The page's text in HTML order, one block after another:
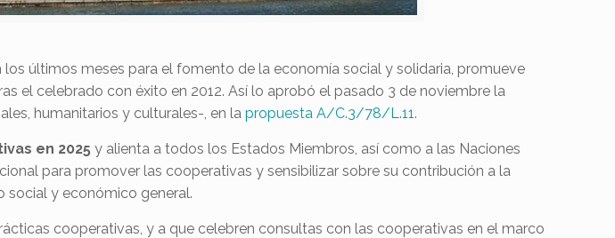
últimos meses para el fomento de la economía social y solidaria, promueve
el celebrado con éxito en 2012. Así lo aprobó el pasado 3 de noviembre la
humanitarios y culturales-, en lapropuesta A/C.3/78/L.11.
en 2025 y alienta a todos los Estados Miembros, así como a las Naciones
para promover las cooperativas y sensibilizar sobre su contribución a la
social y económico general.
cooperativas, y a que celebren consultas con las cooperativas en el marco